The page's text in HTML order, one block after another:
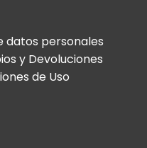
datos personales
y Devoluciones
de Uso